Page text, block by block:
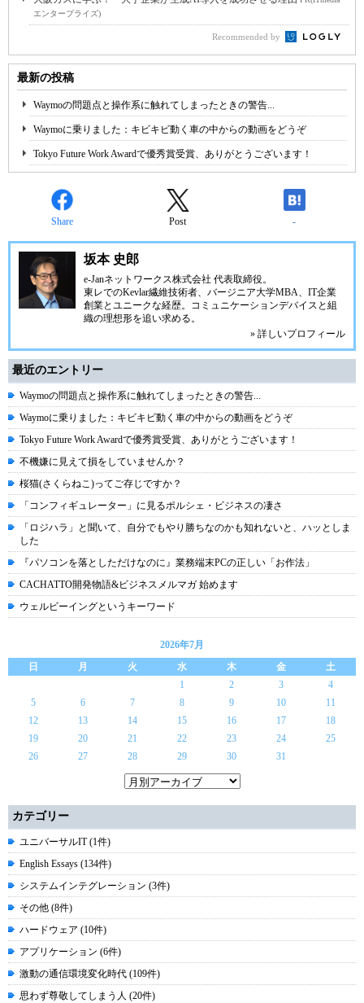
エンタープライズ)
Recommended by
最新の投稿
Waymoの問題点と操作系に触れてしまったときの警告...
Waymoに乗りました：キビキビ動く車の中からの動画をどうぞ
Tokyo Future Work Awardで優秀賞受賞、ありがとうございます！
Share Post -
坂本 史郎
e-Janネットワークス株式会社 代表取締役。
東レでのKevlar繊維技術者、 バージニア大学MBA、IT企業
創業とユニークな経歴。 コミュニケーションデバイスと組
織の理想形を追い求める。
» 詳しいプロフィール
最近のエントリー
Waymoの問題点と操作系に触れてしまったときの警告...
Waymoに乗りました：キビキビ動く車の中からの動画をどうぞ
Tokyo Future Work Awardで優秀賞受賞、ありがとうございます！
不機嫌に見えて損をしていませんか？
桜猫(さくらねこ)ってご存じですか？
「コンフィギュレーター」に見るポルシェ・ビジネスの凄さ
「ロジハラ」と聞いて、自分でもやり勝ちなのかも知れないと、ハッとしま
した
『パソコンを落としただけなのに』業務端末PCの正しい「お作法」
CACHATTO開発物語&ビジネスメルマガ 始めます
ウェルビーイングというキーワード
2026年7月
日
月 火 水 木 金
土
1
2 3
4
5
6 7 8 9 10
11
12
13 14 15 16 17
18
19
20 21 22 23 24
25
26
27 28 29 30 31
カテゴリー
ユニバーサルIT (1件)
English Essays (134件)
システムインテグレーション (3件)
その他 (8件)
ハードウェア (10件)
アプリケーション (6件)
激動の通信環境変化時代 (109件)
思わず尊敬してしまう人 (20件)